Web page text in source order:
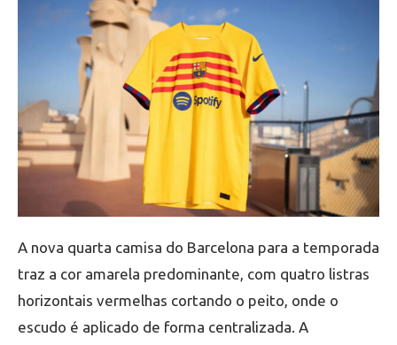
A nova quarta camisa do Barcelona para a temporada
traz a cor amarela predominante, com quatro listras
horizontais vermelhas cortando o peito, onde o
escudo é aplicado de forma centralizada. A